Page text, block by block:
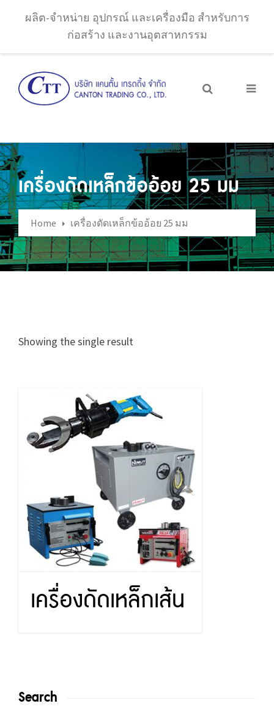
ผลิต-จำหน่าย อุปกรณ์ และเครื่องมือ สำหรับการ
ก่อสร้าง และงานอุตสาหกรรม
เครื่องดัดเหล็กข้ออ้อย 25 มม
Home เครื่องดัดเหล็กข้ออ้อย 25 มม
Showing the single result
เครื่องดัดเหล็กเส้น
Search